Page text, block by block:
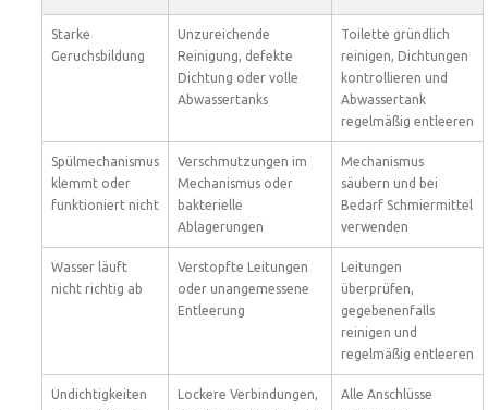
Starke
Geruchsbildung
Unzureichende
Reinigung, defekte
Dichtung oder volle
Abwassertanks
Toilette gründlich
reinigen, Dichtungen
kontrollieren und
Abwassertank
regelmäßig entleeren
Spülmechanismus
klemmt oder
funktioniert nicht
Verschmutzungen im
Mechanismus oder
bakterielle
Ablagerungen
Mechanismus
säubern und bei
Bedarf Schmiermittel
verwenden
Wasser läuft
nicht richtig ab
Verstopfte Leitungen
oder unangemessene
Entleerung
Leitungen
überprüfen,
gegebenenfalls
reinigen und
regelmäßig entleeren
Undichtigkeiten
Lockere Verbindungen,
Alle Anschlüsse